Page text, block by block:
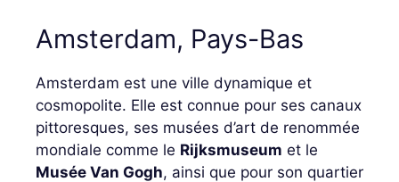
Amsterdam, Pays-Bas
Amsterdam est une ville dynamique et
cosmopolite. Elle est connue pour ses canaux
pittoresques, ses musées d’art de renommée
mondiale comme le Rijksmuseum et le
Musée Van Gogh, ainsi que pour son quartier